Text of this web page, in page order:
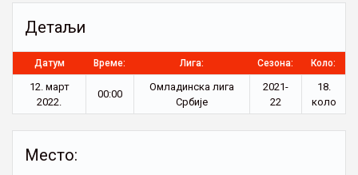
Детаљи
Датум Време: Лига: Сезона: Коло:
12. март
2022.
00:00
Омладинска лига
Србије
2021-
22
18.
коло
Место: